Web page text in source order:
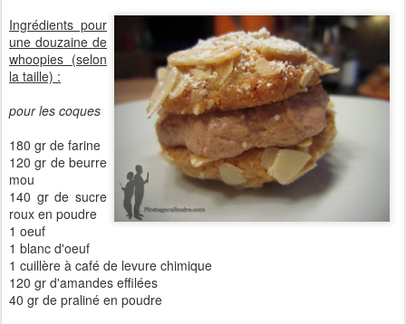
Ingrédients pour
une douzaine de
whoopies (selon
la taille) :
pour les coques
180 gr de farine
120 gr de beurre
mou
140 gr de sucre
roux en poudre
1 oeuf
1 blanc d'oeuf
1 cuillère à café de levure chimique
120 gr d'amandes effilées
40 gr de praliné en poudre